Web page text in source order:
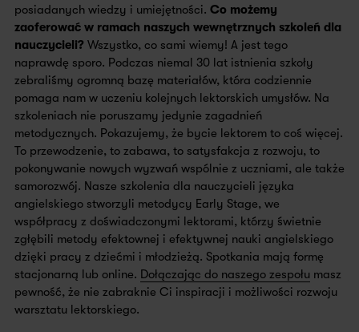
posiadanych wiedzy i umiejętności. Co możemy
zaoferować w ramach naszych wewnętrznych szkoleń dla
nauczycieli? Wszystko, co sami wiemy! A jest tego
naprawdę sporo. Podczas niemal 30 lat istnienia szkoły
zebraliśmy ogromną bazę materiałów, która codziennie
pomaga nam w uczeniu kolejnych lektorskich umysłów. Na
szkoleniach nie poruszamy jedynie zagadnień
metodycznych. Pokazujemy, że bycie lektorem to coś więcej.
To przewodzenie, to zabawa, to satysfakcja z rozwoju, to
pokonywanie nowych wyzwań wspólnie z uczniami, ale także
samorozwój. Nasze szkolenia dla nauczycieli języka
angielskiego stworzyli metodycy Early Stage, we
współpracy z doświadczonymi lektorami, którzy świetnie
zgłębili metody efektownej i efektywnej nauki angielskiego
dzięki pracy z dziećmi i młodzieżą. Spotkania mają formę
stacjonarną lub online. Dołączając do naszego zespołu masz
pewność, że nie zabraknie Ci inspiracji i możliwości rozwoju
warsztatu lektorskiego.